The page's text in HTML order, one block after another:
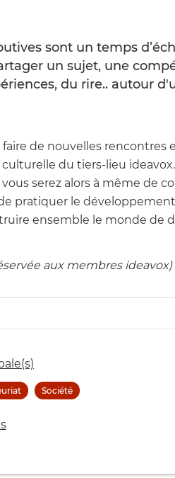
sont un temps
un sujet, une
du rire.. autour
faire de nouvelles rencontres
du tiers-lieu
serez alors à même de
pratiquer le
ensemble le monde de
aux membres ideavox)
Société